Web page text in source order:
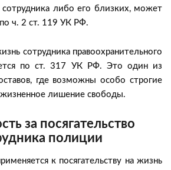
сотрудника либо его близких, может
ч. 2 ст. 119 УК РФ.
сотрудника правоохранительного
по ст. 317 УК РФ. Это один из
где возможны особо строгие
лишение свободы.
за посягательство
полиции
к посягательству на жизнь